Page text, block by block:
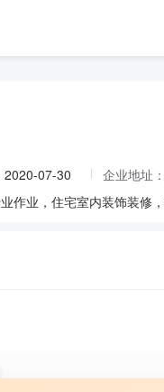
2020-07-30 企业地址：